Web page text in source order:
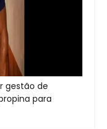
gestão de
para